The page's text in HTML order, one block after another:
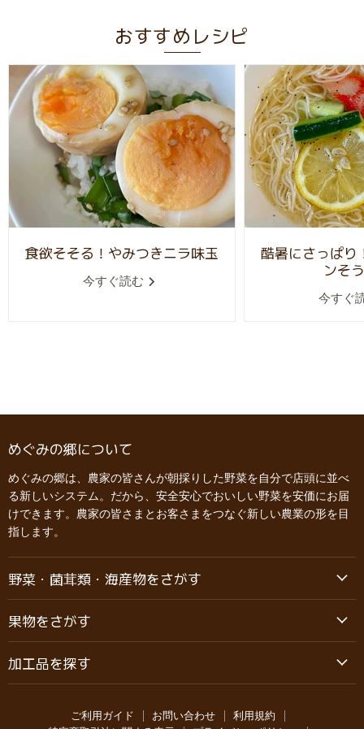
おすすめレシピ
食欲そそる！やみつきニラ味玉
今すぐ読む
酷暑にさっぱり
ンそ
今すぐ
めぐみの郷について
めぐみの郷は、農家の皆さんが朝採りした野菜を自分で店頭に並べ
る新しいシステム。だから、安全安心でおいしい野菜を安価にお届
けできます。農家の皆さまとお客さまをつなぐ新しい農業の形を目
指します。
野菜・菌茸類・海産物をさがす
果物をさがす
加工品を探す
ご利用ガイド お問い合わせ
利用規約